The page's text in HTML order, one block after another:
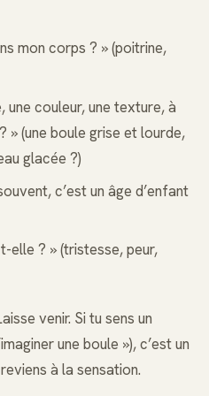
mon corps ? » (poitrine,
une couleur, une texture, à
» (une boule grise et lourde,
glacée ?)
c’est un âge d’enfant
elle ? » (tristesse, peur,
venir. Si tu sens un
une boule »), c’est un
à la sensation.